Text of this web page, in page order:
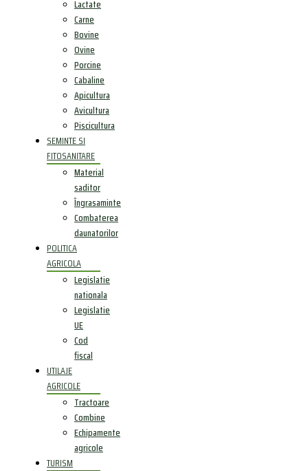
Lactate
Carne
Bovine
Ovine
Porcine
Cabaline
Apicultura
Avicultura
Piscicultura
SEMINTE SI
FITOSANITARE
Material
saditor
Îngrasaminte
Combaterea
daunatorilor
POLITICA
AGRICOLA
Legislatie
nationala
Legislatie
UE
Cod
fiscal
UTILAJE
AGRICOLE
Tractoare
Combine
Echipamente
agricole
TURISM